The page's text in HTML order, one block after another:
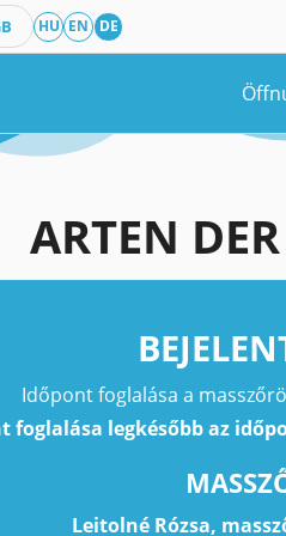
HU EN DE
ARTEN
Időpont foglalása a
foglalása legkésőbb az
Leitolné Rózsa,